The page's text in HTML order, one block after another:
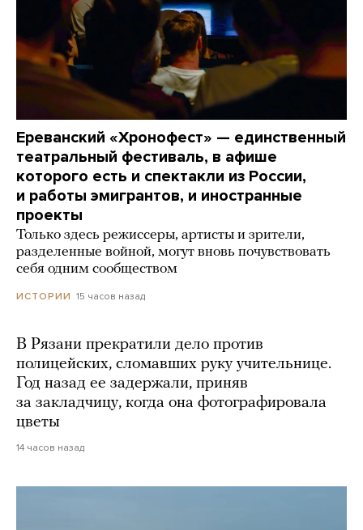
Ереванский «Хронофест» — единственный
театральный фестиваль, в афише
которого есть и спектакли из России,
и работы эмигрантов, и иностранные
проекты
Только здесь режиссеры, артисты и зрители,
разделенные войной, могут вновь почувствовать
себя одним сообществом
ИСТОРИИ 15 часов назад
В Рязани прекратили дело против
полицейских, сломавших руку учительнице.
Год назад ее задержали, приняв
за закладчицу, когда она фотографировала
цветы
14 часов назад